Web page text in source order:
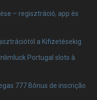
– regisztráció, app és
a Kifizetésekig
Portugal slots à
777 Bônus de inscrição